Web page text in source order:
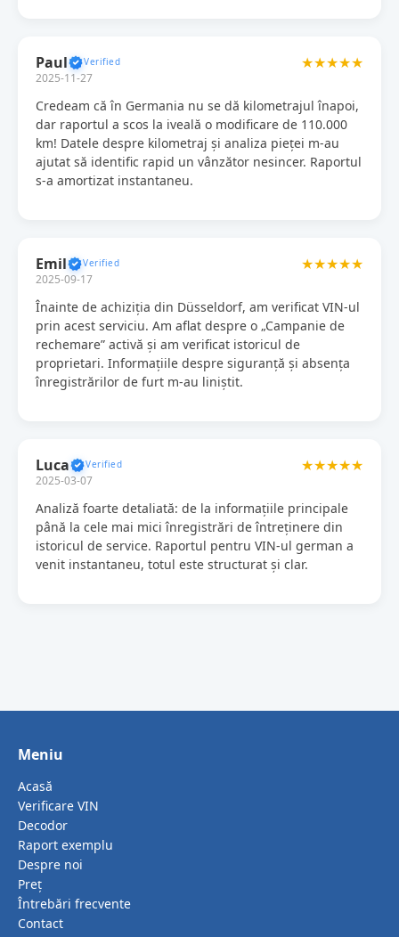
Paul
2025-11-27
★★★★★
Credeam că în Germania nu se dă kilometrajul înapoi,
dar raportul a scos la iveală o modificare de 110.000
km! Datele despre kilometraj și analiza pieței m-au
ajutat să identific rapid un vânzător nesincer. Raportul
s-a amortizat instantaneu.
Emil
2025-09-17
★★★★★
Înainte de achiziția din Düsseldorf, am verificat VIN-ul
prin acest serviciu. Am aflat despre o „Campanie de
rechemare” activă și am verificat istoricul de
proprietari. Informațiile despre siguranță și absența
înregistrărilor de furt m-au liniștit.
Luca
2025-03-07
★★★★★
Analiză foarte detaliată: de la informațiile principale
până la cele mai mici înregistrări de întreținere din
istoricul de service. Raportul pentru VIN-ul german a
venit instantaneu, totul este structurat și clar.
Meniu
Acasă
Verificare VIN
Decodor
Raport exemplu
Despre noi
Preț
Întrebări frecvente
Contact